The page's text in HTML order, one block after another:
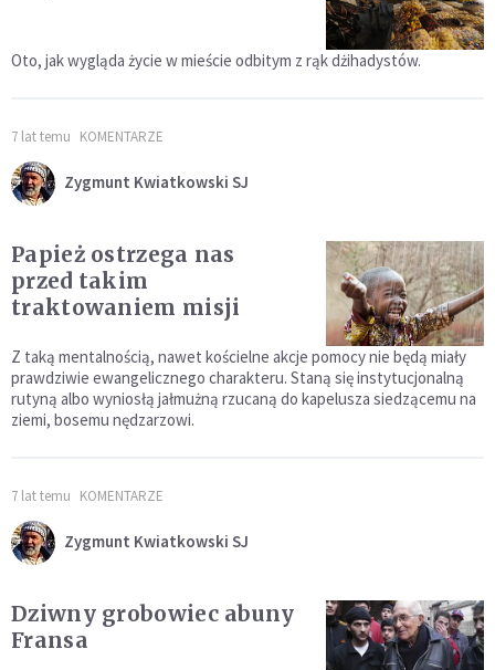
Oto, jak wygląda życie w mieście odbitym z rąk dżihadystów.
7 lat temu KOMENTARZE
Zygmunt Kwiatkowski SJ
Papież ostrzega nas
przed takim
traktowaniem misji
Z taką mentalnością, nawet kościelne akcje pomocy nie będą miały
prawdziwie ewangelicznego charakteru. Staną się instytucjonalną
rutyną albo wyniosłą jałmużną rzucaną do kapelusza siedzącemu na
ziemi, bosemu nędzarzowi.
7 lat temu KOMENTARZE
Zygmunt Kwiatkowski SJ
Dziwny grobowiec abuny
Fransa